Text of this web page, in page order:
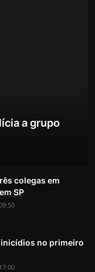
a grupo
colegas em
SP
no primeiro